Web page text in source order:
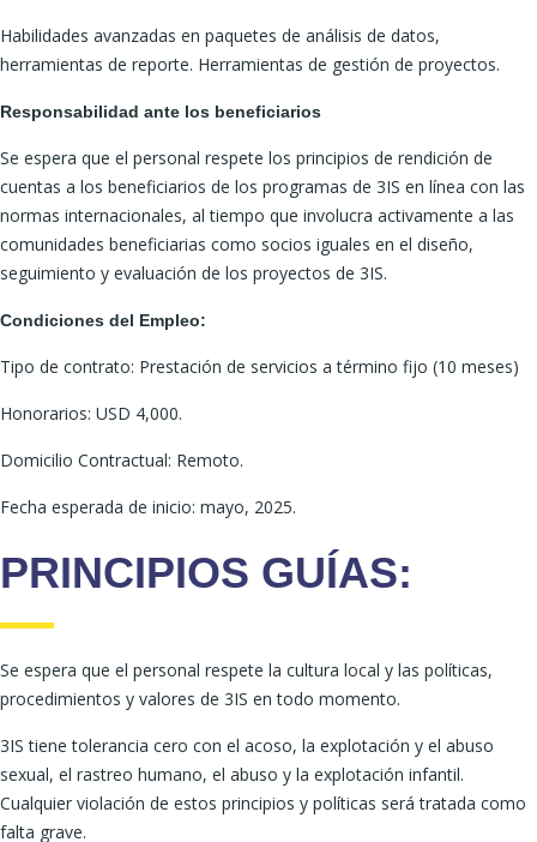
Habilidades avanzadas en paquetes de análisis de datos,
herramientas de reporte. Herramientas de gestión de proyectos.
Responsabilidad ante los beneficiarios
Se espera que el personal respete los principios de rendición de
cuentas a los beneficiarios de los programas de 3IS en línea con las
normas internacionales, al tiempo que involucra activamente a las
comunidades beneficiarias como socios iguales en el diseño,
seguimiento y evaluación de los proyectos de 3IS.
Condiciones del Empleo:
Tipo de contrato: Prestación de servicios a término fijo (10 meses)
Honorarios: USD 4,000.
Domicilio Contractual: Remoto.
Fecha esperada de inicio: mayo, 2025.
PRINCIPIOS GUÍAS:
Se espera que el personal respete la cultura local y las políticas,
procedimientos y valores de 3IS en todo momento.
3IS tiene tolerancia cero con el acoso, la explotación y el abuso
sexual, el rastreo humano, el abuso y la explotación infantil.
Cualquier violación de estos principios y políticas será tratada como
falta grave.